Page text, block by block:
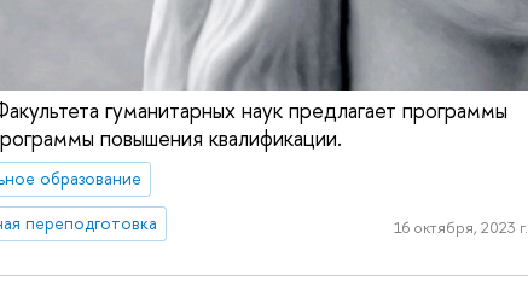
гуманитарных наук предлагает программы
повышения квалификации.
образование
переподготовка 16 октября, 2023 г.